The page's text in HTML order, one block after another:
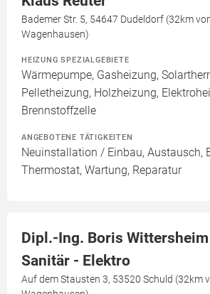
Bademer Str. 5, 54647 Dudeldorf (32km
Wagenhausen)
HEIZUNG SPEZIALGEBIETE
Wärmepumpe, Gasheizung,
Pelletheizung, Holzheizung,
Brennstoffzelle
ANGEBOTENE TÄTIGKEITEN
Neuinstallation / Einbau, Austausch,
Thermostat, Wartung, Reparatur
Dipl.-Ing. Boris
Sanitär - Elektro
Auf dem Stausten 3, 53520 Schuld (32km